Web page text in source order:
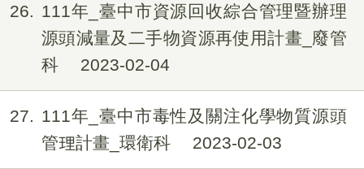
26
111年_臺中市資源回收綜合管理暨辦理
源頭減量及二手物資源再使用計畫_廢管
科
2023-02-04
27
111年_臺中市毒性及關注化學物質源頭
管理計畫_環衛科
2023-02-03